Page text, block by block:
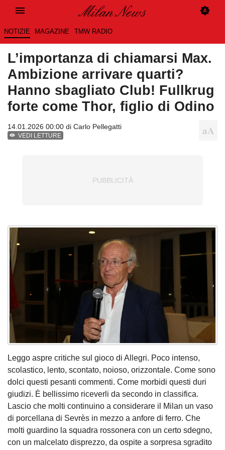
NOTIZIE MAGAZINE TMW RADIO
L’importanza di chiamarsi Max.
Ambizione arrivare quarti?
Hanno sbagliato Club! Fullkrug
forte come Thor, figlio di Odino
14.01.2026 00:00 di Carlo Pellegatti
VEDI LETTURE
Leggo aspre critiche sul gioco di Allegri. Poco intenso,
scolastico, lento, scontato, noioso, orizzontale. Come sono
dolci questi pesanti commenti. Come morbidi questi duri
giudizi. È bellissimo riceverli da secondo in classifica.
Lascio che molti continuino a considerare il Milan un vaso
di porcellana di Sevrès in mezzo a anfore di ferro. Che
molti guardino la squadra rossonera con un certo sdegno,
con un malcelato disprezzo, da ospite a sorpresa sgradito